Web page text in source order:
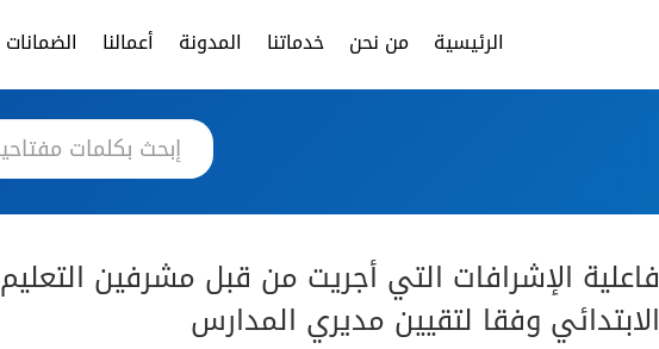
الرئيسية من نحن خدماتنا المدونة أعمالنا الضمانات
فاعلية الإشرافات التي أجريت من قبل مشرفين التعليم
الابتدائي وفقا لتقيين مديري المدارس